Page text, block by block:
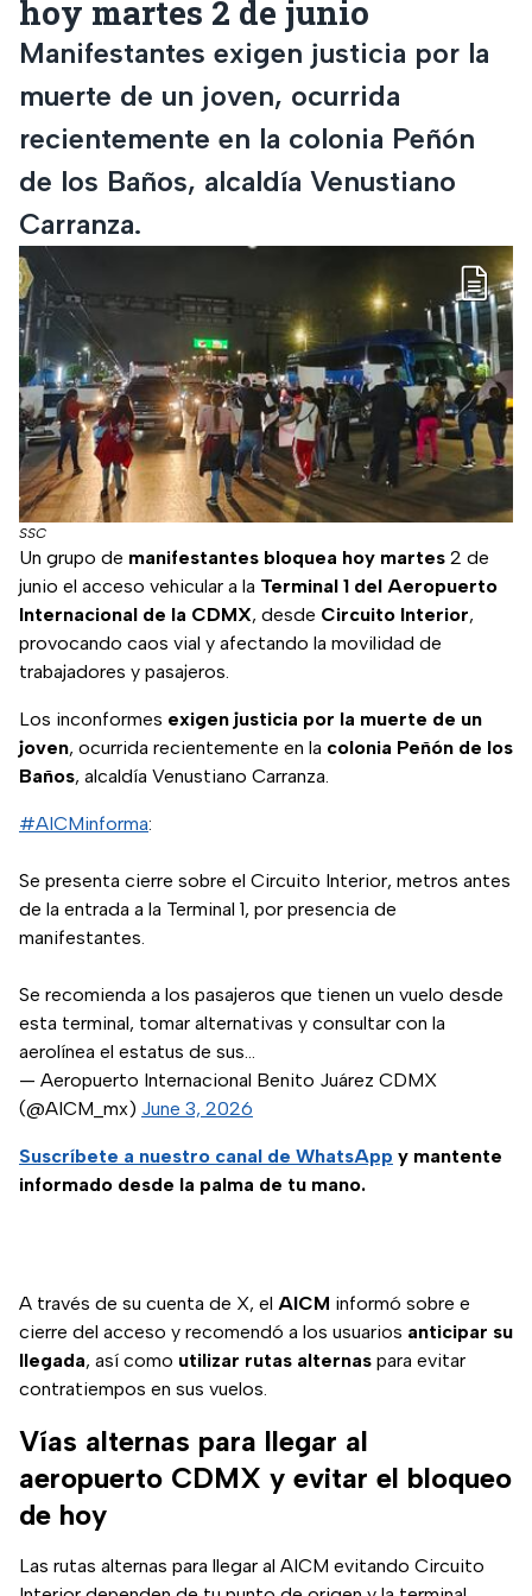
hoy martes 2 de junio
Manifestantes exigen justicia por la
muerte de un joven, ocurrida
recientemente en la colonia Peñón
de los Baños, alcaldía Venustiano
Carranza.
SSC
Un grupo de manifestantes bloquea hoy martes 2 de
junio el acceso vehicular a la Terminal 1 del Aeropuerto
Internacional de la CDMX, desde Circuito Interior,
provocando caos vial y afectando la movilidad de
trabajadores y pasajeros.
Los inconformes exigen justicia por la muerte de un
joven, ocurrida recientemente en la colonia Peñón de los
Baños, alcaldía Venustiano Carranza.
#AICMinforma:
Se presenta cierre sobre el Circuito Interior, metros antes
de la entrada a la Terminal 1, por presencia de
manifestantes.
Se recomienda a los pasajeros que tienen un vuelo desde
esta terminal, tomar alternativas y consultar con la
aerolínea el estatus de sus…
— Aeropuerto Internacional Benito Juárez CDMX
(@AICM_mx) June 3, 2026
Suscríbete a nuestro canal de WhatsApp y mantente
informado desde la palma de tu mano.
A través de su cuenta de X, el AICM informó sobre e
cierre del acceso y recomendó a los usuarios anticipar su
llegada, así como utilizar rutas alternas para evitar
contratiempos en sus vuelos.
Vías alternas para llegar al
aeropuerto CDMX y evitar el bloqueo
de hoy
Las rutas alternas para llegar al AICM evitando Circuito